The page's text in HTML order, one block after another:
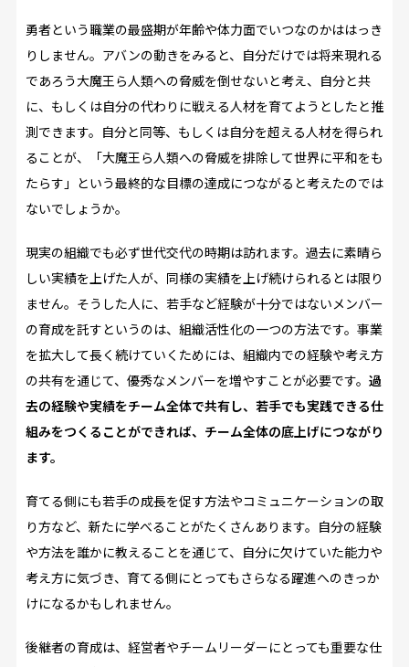
勇者という職業の最盛期が年齢や体力面でいつなのかははっき
りしません。アバンの動きをみると、自分だけでは将来現れる
であろう大魔王ら人類への脅威を倒せないと考え、自分と共
に、もしくは自分の代わりに戦える人材を育てようとしたと推
測できます。自分と同等、もしくは自分を超える人材を得られ
ることが、「大魔王ら人類への脅威を排除して世界に平和をも
たらす」という最終的な目標の達成につながると考えたのでは
ないでしょうか。
現実の組織でも必ず世代交代の時期は訪れます。過去に素晴ら
しい実績を上げた人が、同様の実績を上げ続けられるとは限り
ません。そうした人に、若手など経験が十分ではないメンバー
の育成を託すというのは、組織活性化の一つの方法です。事業
を拡大して長く続けていくためには、組織内での経験や考え方
の共有を通じて、優秀なメンバーを増やすことが必要です。 過
去の経験や実績をチーム全体で共有し、若手でも実践できる仕
組みをつくることができれば、チーム全体の底上げにつながり
ます。
育てる側にも若手の成長を促す方法やコミュニケーションの取
り方など、新たに学べることがたくさんあります。自分の経験
や方法を誰かに教えることを通じて、自分に欠けていた能力や
考え方に気づき、育てる側にとってもさらなる躍進へのきっか
けになるかもしれません。
後継者の育成は、経営者やチームリーダーにとっても重要な仕